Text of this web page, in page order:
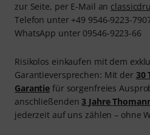
zur Seite, per E-Mail an
Telefon unter +49 9546-9223-
WhatsApp unter 09546-9223-66
Risikolos einkaufen mit dem
Garantieversprechen: Mit der 30
Garantie für sorgenfreies
anschließenden3 Jahre
jederzeit auf uns zählen – ohne